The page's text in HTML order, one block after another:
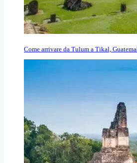
Come arrivare da Tulum a Tikal,